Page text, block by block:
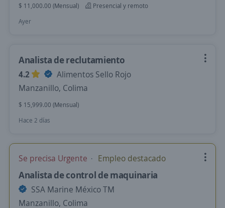
$ 11,000.00 (Mensual)
Presencial y remoto
Ayer
Analista de reclutamiento
4.2
Alimentos Sello Rojo
Manzanillo, Colima
$ 15,999.00 (Mensual)
Hace 2 días
Se precisa Urgente Empleo destacado
Analista de control de maquinaria
SSA Marine México TM
Manzanillo, Colima